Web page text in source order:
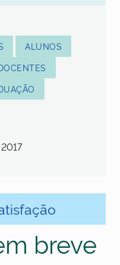
ALUNOS
breve